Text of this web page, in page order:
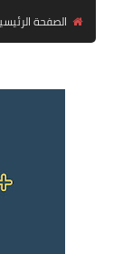
الصفحة